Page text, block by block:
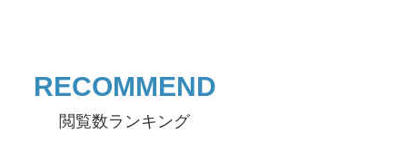
RECOMMEND
閲覧数ランキング